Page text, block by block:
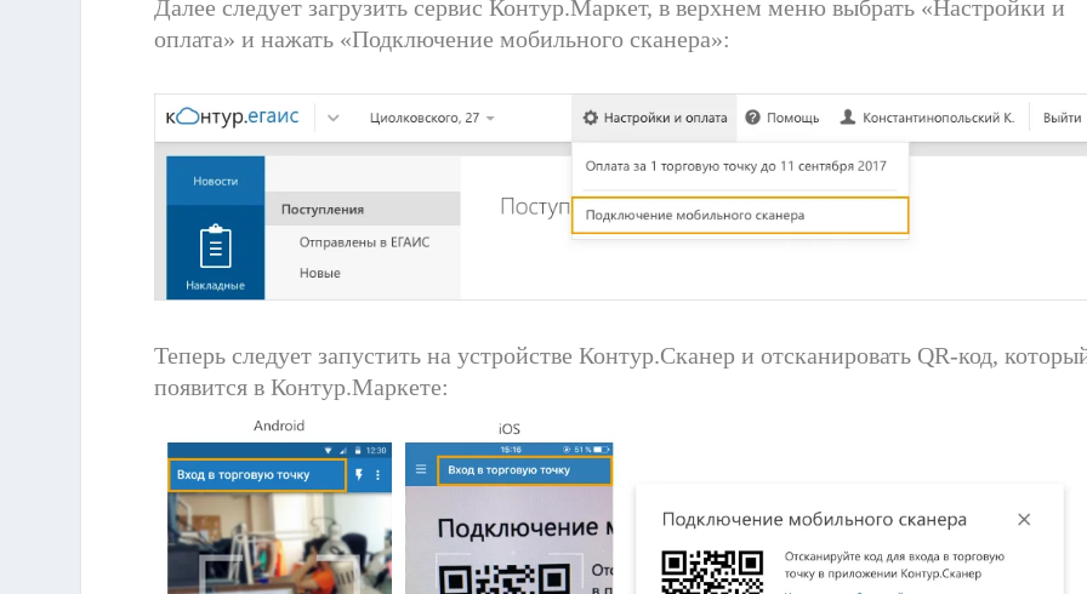
Далее следует загрузить сервис Контур.Маркет, в верхнем меню выбрать «Настройки и
оплата» и нажать «Подключение мобильного сканера»:
Теперь следует запустить на устройстве Контур.Сканер и отсканировать QR-код,
появится в Контур.Маркете: